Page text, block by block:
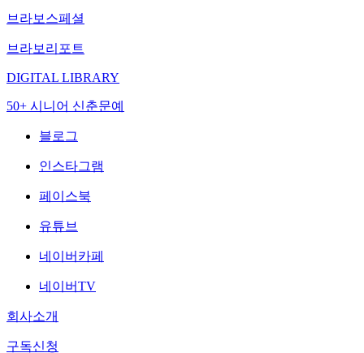
브라보스페셜
브라보리포트
DIGITAL LIBRARY
50+ 시니어 신춘문예
블로그
인스타그램
페이스북
유튜브
네이버카페
네이버TV
회사소개
구독신청